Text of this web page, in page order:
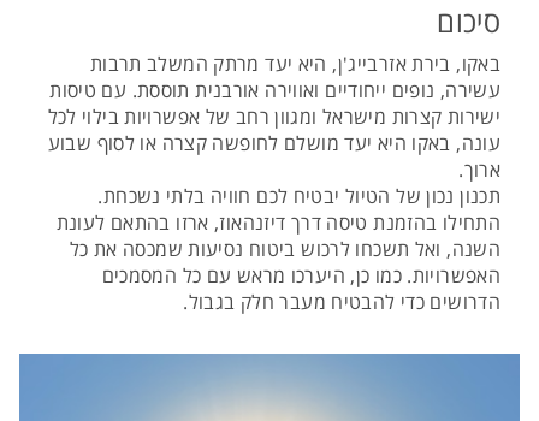
סיכום
באקו, בירת אזרבייג'ן, היא יעד מרתק המשלב תרבות
עשירה, נופים ייחודיים ואווירה אורבנית תוססת. עם טיסות
ישירות קצרות מישראל ומגוון רחב של אפשרויות בילוי לכל
עונה, באקו היא יעד מושלם לחופשה קצרה או לסוף שבוע
ארוך.
תכנון נכון של הטיול יבטיח לכם חוויה בלתי נשכחת.
התחילו בהזמנת טיסה דרך דיזנהאוז, ארזו בהתאם לעונת
השנה, ואל תשכחו לרכוש ביטוח נסיעות שמכסה את כל
האפשרויות. כמו כן, היערכו מראש עם כל המסמכים
הדרושים כדי להבטיח מעבר חלק בגבול.